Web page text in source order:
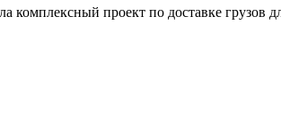
комплексный проект по доставке